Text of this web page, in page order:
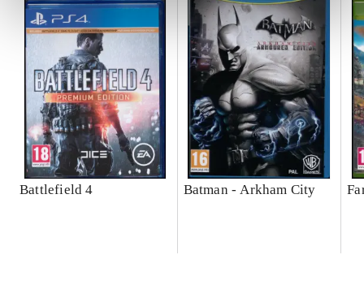
Battlefield 4 Batman - Arkham City